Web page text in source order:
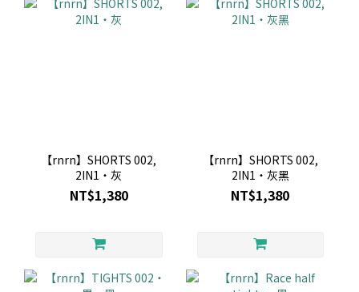
【rnrn】SHORTS 002,
2IN1・灰
NT$1,380
【rnrn】SHORTS 002,
2IN1・灰黑
NT$1,380